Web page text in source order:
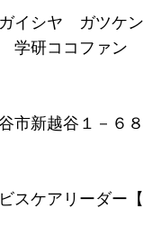
イシヤ ガツケ
学研ココファン
市新越谷１－６
スケアリーダー